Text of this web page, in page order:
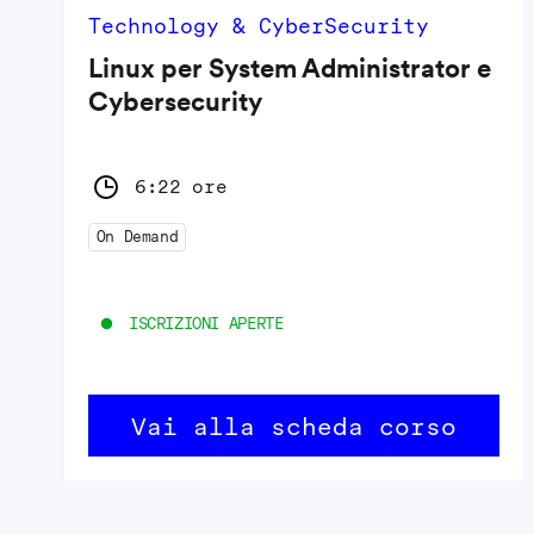
Technology & CyberSecurity
Linux per System Administrator e
Cybersecurity
6:22 ore
On Demand
ISCRIZIONI APERTE
Vai alla scheda corso